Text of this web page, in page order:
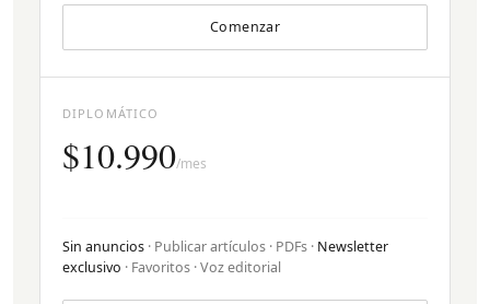
Comenzar
DIPLOMÁTICO
$10.990/mes
Sin anuncios · Publicar artículos · PDFs · Newsletter
exclusivo · Favoritos · Voz editorial